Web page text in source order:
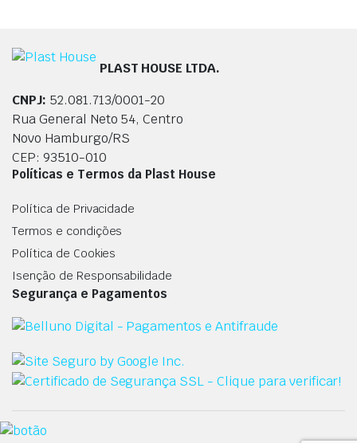
PLAST HOUSE LTDA.
CNPJ: 52.081.713/0001-20
Rua General Neto 54, Centro
Novo Hamburgo/RS
CEP: 93510-010
Políticas e Termos da Plast House
Política de Privacidade
Termos e condições
Política de Cookies
Isenção de Responsabilidade
Segurança e Pagamentos